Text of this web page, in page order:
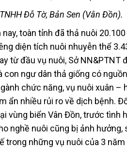
Đỗ Tờ, Bản Sen (Vân Đồn).
toàn tỉnh đã thả nuôi
diện tích nuôi nhuyễn thể
từ đầu vụ nuôi, Sở NN&PTNT
ngư dân thả giống có
chức năng, vụ nuôi xuân –
ẩn nhiều rủi ro về dịch bệnh.
vùng biển Vân Đồn, trước tình
nghề nuôi cũng bị ảnh hưởng,
những vụ nuôi của 3 năm